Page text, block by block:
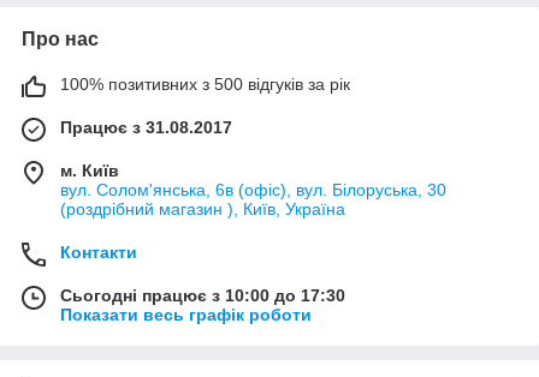
Про нас
100% позитивних з 500 відгуків за рік
Працює з 31.08.2017
м. Київ
вул. Солом'янська, 6в (офіс), вул. Білоруська, 30
(роздрібний магазин ), Київ, Україна
Контакти
Сьогодні працює з 10:00 до 17:30
Показати весь графік роботи